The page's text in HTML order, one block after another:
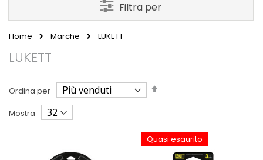
Home Marche LUKETT
LUKETT
Ordina per
Imposta
Mostra
Quasi esaurito
Filtra per